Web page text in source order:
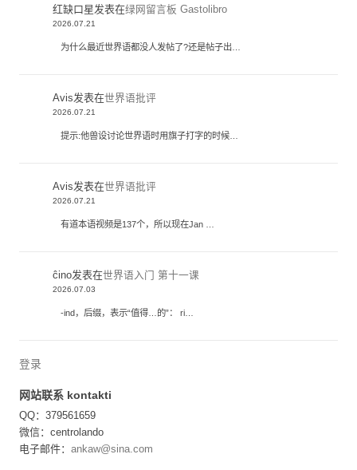
红缺口星发表在绿网留言板 Gastolibro
2026.07.21
为什么最近世界语都没人发帖了?还是帖子出…
Avis发表在世界语批评
2026.07.21
提示:他兽设讨论世界语时用旗子打字的时候…
Avis发表在世界语批评
2026.07.21
有道本语视频是137个，所以现在Jan …
ĉino发表在世界语入门 第十一课
2026.07.03
-ind，后缀，表示“值得…的”： ri…
登录
网站联系 kontakti
QQ：379561659
微信：centrolando
电子邮件： ankaw@sina.com